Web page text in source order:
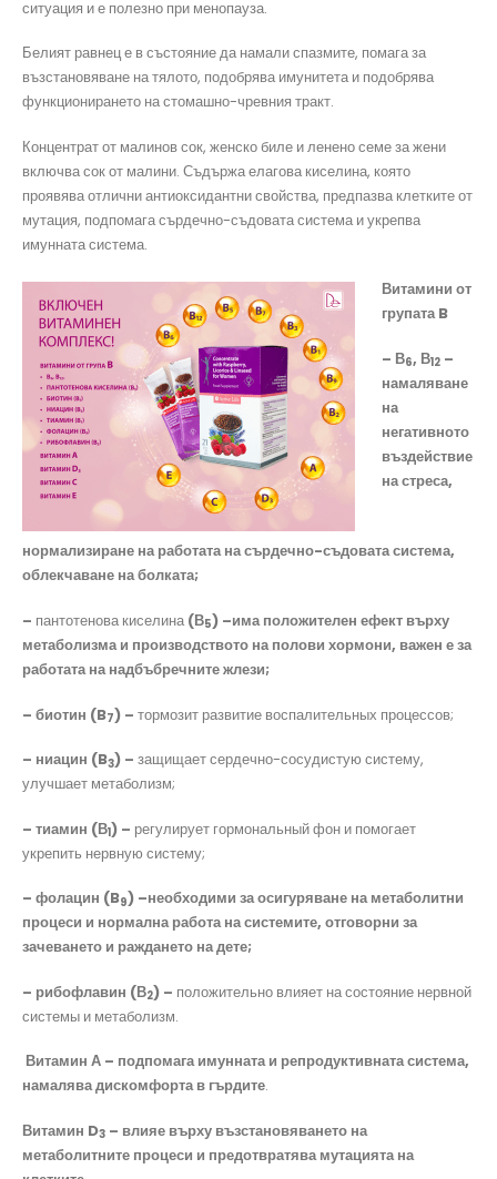
ситуация и е полезно при менопауза.
Белият равнец е в състояние да намали спазмите, помага за
възстановяване на тялото, подобрява имунитета и подобрява
функционирането на стомашно-чревния тракт.
Концентрат от малинов сок, женско биле и ленено семе за жени
включва сок от малини. Съдържа елагова киселина, която
проявява отлични антиоксидантни свойства, предпазва клетките от
мутация, подпомага сърдечно-съдовата система и укрепва
имунната система.
Витамини от
групатаB
– В6, В12 –
намаляване
на
негативното
въздействие
на стреса,
нормализиране на работата на сърдечно-съдовата система,
облекчаване на болката;
– пантотенова киселина (В5) –има положителен ефект върху
метаболизма и производството на полови хормони, важен е за
работата на надбъбречните жлези;
– биотин (B7) – тормозит развитие воспалительных процессов;
– ниацин (B3) – защищает сердечно-сосудистую систему,
улучшает метаболизм;
– тиамин (В1) – регулирует гормональный фон и помогает
укрепить нервную систему;
– фолацин (B9) –необходими за осигуряване на метаболитни
процеси и нормална работа на системите, отговорни за
зачеването и раждането на дете;
– рибофлавин (В2) – положительно влияет на состояние нервной
системы и метаболизм.
Витамин А – подпомага имунната и репродуктивната система,
намалява дискомфорта в гърдите.
Витамин D3 – влияе върху възстановяването на
метаболитните процеси и предотвратява мутацията на